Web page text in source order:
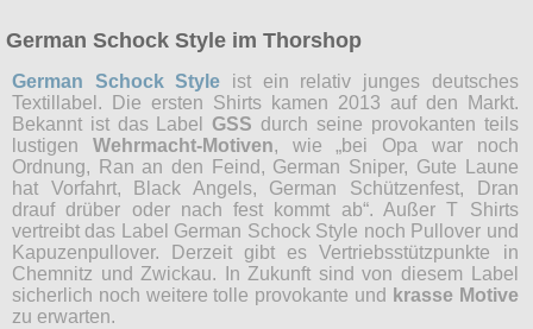
German Schock Style im Thorshop
German Schock Style ist ein relativ junges deutsches
Textillabel. Die ersten Shirts kamen 2013 auf den Markt.
Bekannt ist das Label GSS durch seine provokanten teils
lustigen Wehrmacht-Motiven, wie „bei Opa war noch
Ordnung, Ran an den Feind, German Sniper, Gute Laune
hat Vorfahrt, Black Angels, German Schützenfest, Dran
drauf drüber oder nach fest kommt ab“. Außer T Shirts
vertreibt das Label German Schock Style noch Pullover und
Kapuzenpullover. Derzeit gibt es Vertriebsstützpunkte in
Chemnitz und Zwickau. In Zukunft sind von diesem Label
sicherlich noch weitere tolle provokante und krasse Motive
zu erwarten.